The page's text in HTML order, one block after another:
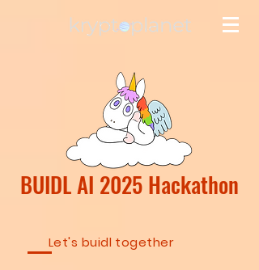
BUIDL AI 2025 Hackathon
Let's buidl together